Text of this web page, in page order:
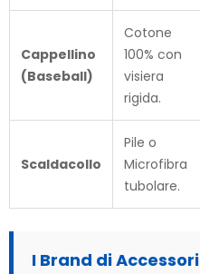
Cappellino
(Baseball)
Cotone
100% con
visiera
rigida.
Scaldacollo
Pile o
Microfibra
tubolare.
I Brand di Accessori